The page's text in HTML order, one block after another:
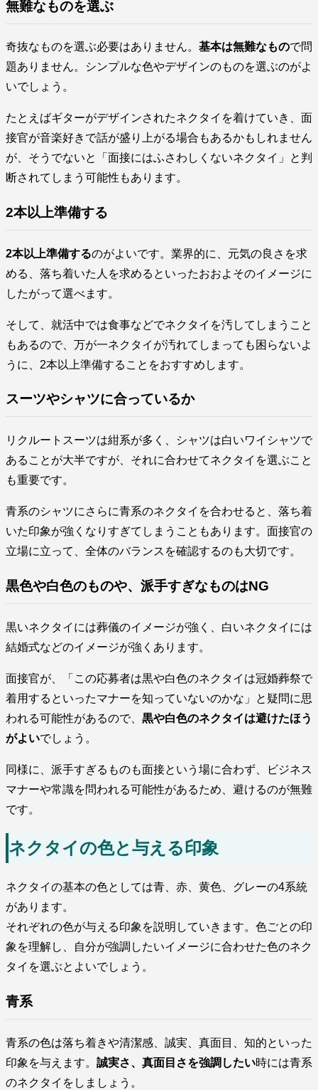
無難なものを選ぶ
奇抜なものを選ぶ必要はありません。 基本は無難なもので問
題ありません。シンプルな色やデザインのものを選ぶのがよ
いでしょう。
たとえばギターがデザインされたネクタイを着けていき、面
接官が音楽好きで話が盛り上がる場合もあるかもしれません
が、そうでないと「面接にはふさわしくないネクタイ」と判
断されてしまう可能性もあります。
2本以上準備する
2本以上準備するのがよいです。業界的に、元気の良さを求
める、落ち着いた人を求めるといったおおよそのイメージに
したがって選べます。
そして、就活中では食事などでネクタイを汚してしまうこと
もあるので、万が一ネクタイが汚れてしまっても困らないよ
うに、2本以上準備することをおすすめします。
スーツやシャツに合っているか
リクルートスーツは紺系が多く、シャツは白いワイシャツで
あることが大半ですが、それに合わせてネクタイを選ぶこと
も重要です。
青系のシャツにさらに青系のネクタイを合わせると、落ち着
いた印象が強くなりすぎてしまうこともあります。面接官の
立場に立って、全体のバランスを確認するのも大切です。
黒色や白色のものや、派手すぎなものはNG
黒いネクタイには葬儀のイメージが強く、白いネクタイには
結婚式などのイメージが強くあります。
面接官が、「この応募者は黒や白色のネクタイは冠婚葬祭で
着用するといったマナーを知っていないのかな」と疑問に思
われる可能性があるので、 黒や白色のネクタイは避けたほう
がよいでしょう。
同様に、派手すぎるものも面接という場に合わず、ビジネス
マナーや常識を問われる可能性があるため、避けるのが無難
です。
ネクタイの色と与える印象
ネクタイの基本の色としては青、赤、黄色、グレーの4系統
があります。
それぞれの色が与える印象を説明していきます。色ごとの印
象を理解し、自分が強調したいイメージに合わせた色のネク
タイを選ぶとよいでしょう。
青系
青系の色は落ち着きや清潔感、誠実、真面目、知的といった
印象を与えます。 誠実さ、真面目さを強調したい時には青系
のネクタイをしましょう。